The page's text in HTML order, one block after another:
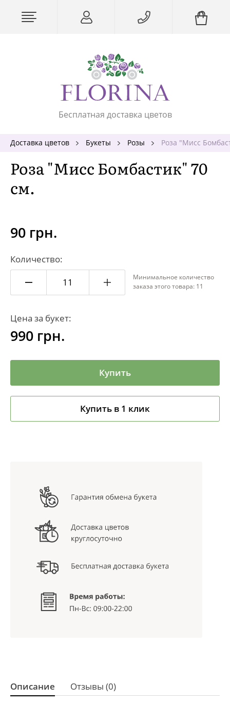
Бесплатная доставка цветов
Доставка цветов Букеты Розы Роза "Мисс
Роза "Мисс Бомбастик" 70
см.
90 грн.
Количество:
Минимальное количество
заказа этого товара: 11
Цена за букет:
990 грн.
Купить
Купить в 1 клик
Описание Отзывы (0)